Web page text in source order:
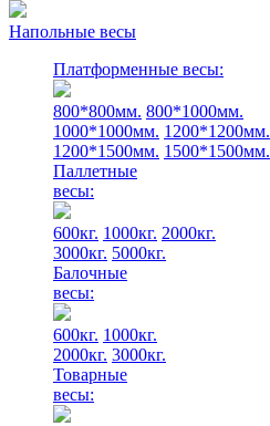
Напольные весы
Платформенные весы:
800*800мм. 800*1000мм.
1000*1000мм. 1200*1200мм.
1200*1500мм. 1500*1500мм.
Паллетные
весы:
600кг. 1000кг. 2000кг.
3000кг. 5000кг.
Балочные
весы:
600кг. 1000кг.
2000кг. 3000кг.
Товарные
весы: